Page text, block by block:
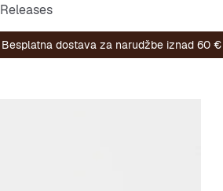
Releases
Besplatna dostava za narudžbe iznad 60 €